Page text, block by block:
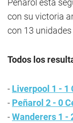
Peñarol está
con su victoria
con 13
Todos los
- Liverpool 1 - 1
- Peñarol 2 - 0
-Wanderers 1 -